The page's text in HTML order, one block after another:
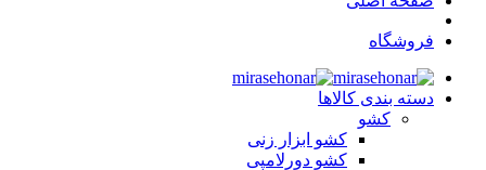
فروشگاه
دسته بندی کالاها
کشو
کشو ابزار زنی
کشو دورلامپی